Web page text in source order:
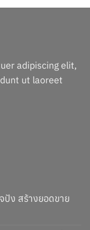
adipiscing elit,
ut laoreet
ปัง สร้างยอดขาย